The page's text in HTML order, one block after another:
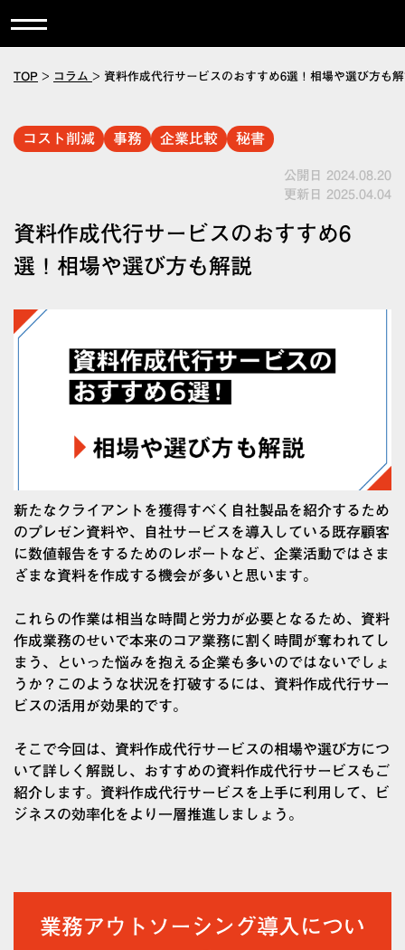
TOP > コラム > 資料作成代行サービスのおすすめ6選！相場や選び方も
コスト削減 事務 企業比較 秘書
公開日 2024.08.20
更新日 2025.04.04
資料作成代行サービスのおすすめ6
選！相場や選び方も解説
新たなクライアントを獲得すべく自社製品を紹介するため
のプレゼン資料や、自社サービスを導入している既存顧客
に数値報告をするためのレポートなど、企業活動ではさま
ざまな資料を作成する機会が多いと思います。
これらの作業は相当な時間と労力が必要となるため、資料
作成業務のせいで本来のコア業務に割く時間が奪われてし
まう、といった悩みを抱える企業も多いのではないでしょ
うか？このような状況を打破するには、資料作成代行サー
ビスの活用が効果的です。
そこで今回は、資料作成代行サービスの相場や選び方につ
いて詳しく解説し、おすすめの資料作成代行サービスもご
紹介します。資料作成代行サービスを上手に利用して、ビ
ジネスの効率化をより一層推進しましょう。
業務アウトソーシング導入につい